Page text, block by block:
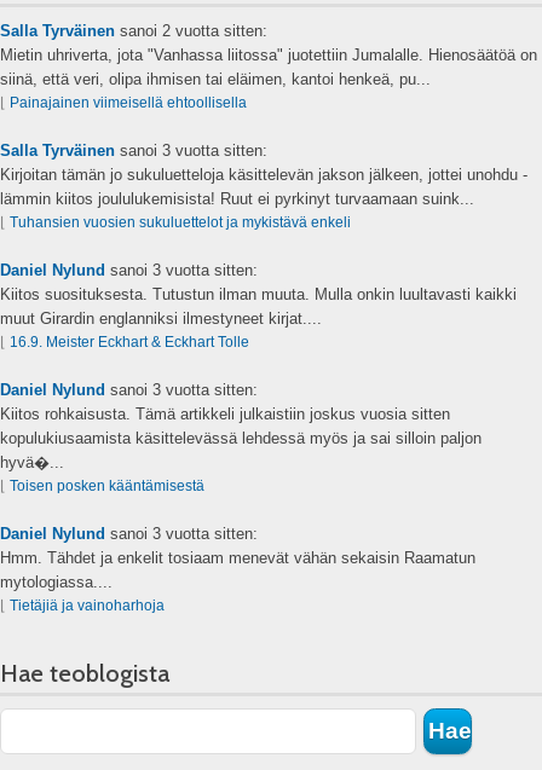
Salla Tyrväinen sanoi 2 vuotta sitten:
Mietin uhriverta, jota "Vanhassa liitossa" juotettiin Jumalalle. Hienosäätöä on
siinä, että veri, olipa ihmisen tai eläimen, kantoi henkeä, pu...
⌊ Painajainen viimeisellä ehtoollisella
Salla Tyrväinen sanoi 3 vuotta sitten:
Kirjoitan tämän jo sukuluetteloja käsittelevän jakson jälkeen, jottei unohdu -
lämmin kiitos joululukemisista! Ruut ei pyrkinyt turvaamaan suink...
⌊ Tuhansien vuosien sukuluettelot ja mykistävä enkeli
Daniel Nylund sanoi 3 vuotta sitten:
Kiitos suosituksesta. Tutustun ilman muuta. Mulla onkin luultavasti kaikki
muut Girardin englanniksi ilmestyneet kirjat....
⌊ 16.9. Meister Eckhart & Eckhart Tolle
Daniel Nylund sanoi 3 vuotta sitten:
Kiitos rohkaisusta. Tämä artikkeli julkaistiin joskus vuosia sitten
kopulukiusaamista käsittelevässä lehdessä myös ja sai silloin paljon
hyvä�...
⌊ Toisen posken kääntämisestä
Daniel Nylund sanoi 3 vuotta sitten:
Hmm. Tähdet ja enkelit tosiaam menevät vähän sekaisin Raamatun
mytologiassa....
⌊ Tietäjiä ja vainoharhoja
Hae teoblogista